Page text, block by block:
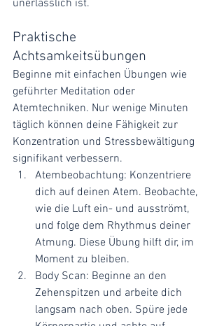
unerlässlich ist.
Praktische
Achtsamkeitsübungen
Beginne mit einfachen Übungen wie
geführter Meditation oder
Atemtechniken. Nur wenige Minuten
täglich können deine Fähigkeit zur
Konzentration und Stressbewältigung
signifikant verbessern.
Atembeobachtung: Konzentriere
dich auf deinen Atem. Beobachte,
wie die Luft ein- und ausströmt,
und folge dem Rhythmus deiner
Atmung. Diese Übung hilft dir, im
Moment zu bleiben.
Body Scan: Beginne an den
Zehenspitzen und arbeite dich
langsam nach oben. Spüre jede